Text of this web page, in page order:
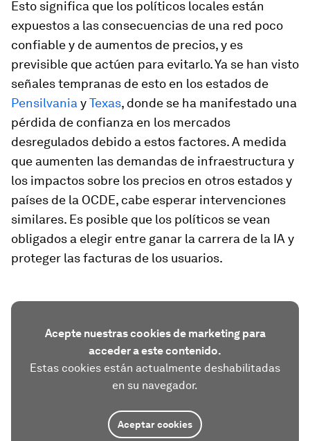
Esto significa que los políticos locales están
expuestos a las consecuencias de una red poco
confiable y de aumentos de precios, y es
previsible que actúen para evitarlo. Ya se han visto
señales tempranas de esto en los estados de
PensilvaniayTexas, donde se ha manifestado una
pérdida de confianza en los mercados
desregulados debido a estos factores. A medida
que aumenten las demandas de infraestructura y
los impactos sobre los precios en otros estados y
países de la OCDE, cabe esperar intervenciones
similares. Es posible que los políticos se vean
obligados a elegir entre ganar la carrera de la IA y
proteger las facturas de los usuarios.
Acepte nuestras cookies de marketing para
acceder a este contenido.
Estas cookies están actualmente deshabilitadas
en su navegador.
Aceptar cookies